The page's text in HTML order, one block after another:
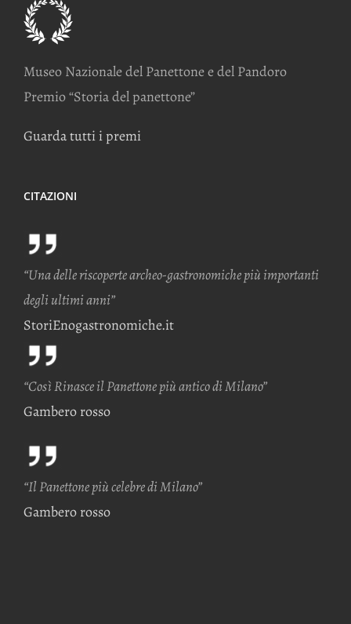
Museo Nazionale del Panettone e del Pandoro
Premio “Storia del panettone”
Guarda tutti i premi
CITAZIONI
“Una delle riscoperte archeo-gastronomiche più importanti
degli ultimi anni”
StoriEnogastronomiche.it
“Così Rinasce il Panettone più antico di Milano”
Gambero rosso
“Il Panettone più celebre di Milano”
Gambero rosso